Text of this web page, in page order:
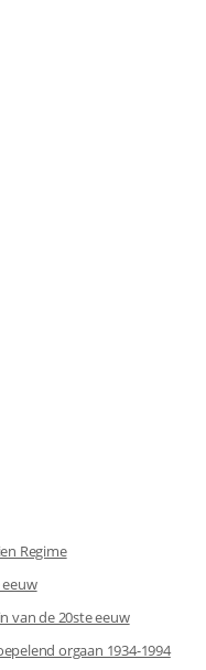
Regime
van de 20ste eeuw
orgaan 1934-1994